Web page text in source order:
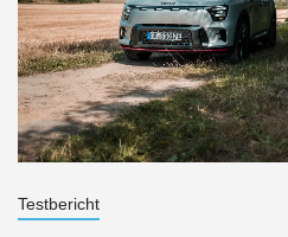
Testbericht